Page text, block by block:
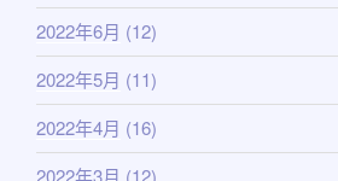
2022年6月 (12)
2022年5月 (11)
2022年4月 (16)
2022年3月 (12)